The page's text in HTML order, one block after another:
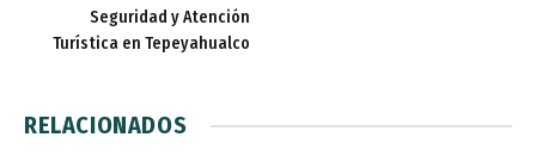
Seguridad y Atención
Turística en Tepeyahualco
RELACIONADOS